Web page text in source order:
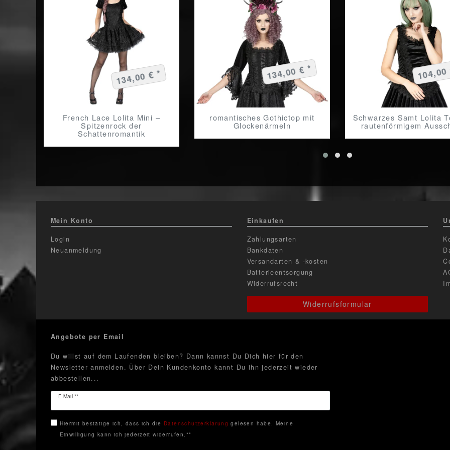
French Lace Lolita Mini –
Spitzenrock der
Schattenromantik
134,00 € *
romantisches Gothictop mit
Glockenärmeln
134,00 € *
Schwarzes Samt Lolita
rautenförmigem
Mein Konto
Login
Neuanmeldung
Einkaufen
Zahlungsarten
Bankdaten
Versandarten & -kosten
Batterieentsorgung
Widerrufsrecht
Widerrufsformular
Angebote per Email
Du willst auf dem Laufenden bleiben? Dann kannst Du Dich hier für den
Newsletter anmelden. Über Dein Kundenkonto kannt Du ihn jederzeit wieder
abbestellen...
E-Mail **
Newsletter
Hiermit bestätige ich, dass ich die Daten­schutz­erklärung gelesen habe. Meine
Einwilligung kann ich jederzeit widerrufen.**